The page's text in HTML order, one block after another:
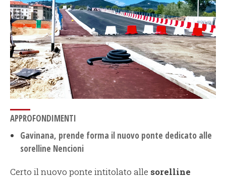
APPROFONDIMENTI
Gavinana, prende forma il nuovo ponte dedicato alle
sorelline Nencioni
Certo il nuovo ponte intitolato alle sorelline